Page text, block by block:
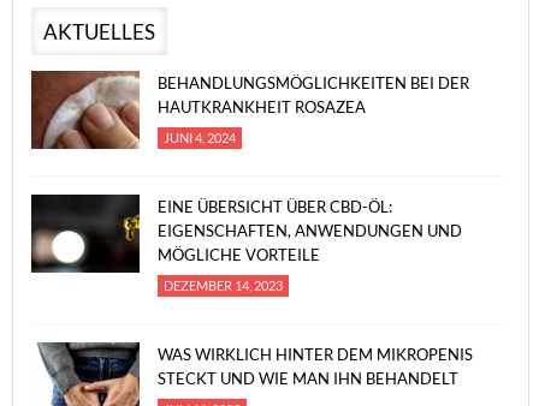
AKTUELLES
BEHANDLUNGSMÖGLICHKEITEN BEI DER
HAUTKRANKHEIT ROSAZEA
JUNI 4, 2024
EINE ÜBERSICHT ÜBER CBD-ÖL:
EIGENSCHAFTEN, ANWENDUNGEN UND
MÖGLICHE VORTEILE
DEZEMBER 14, 2023
WAS WIRKLICH HINTER DEM MIKROPENIS
STECKT UND WIE MAN IHN BEHANDELT